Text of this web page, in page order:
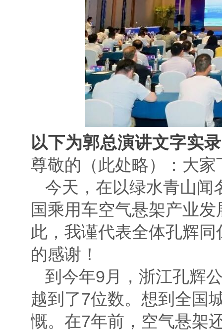
以下为郭总演讲文字实
尊敬的（此处略）：大家
今天，在以绿水青山闻
国乘用车空气悬架产业
此，我谨代表全体孔辉
的感谢！
到今年9月，浙江孔辉
越到了7位数。想到全国
慨。在7年前，空气悬架